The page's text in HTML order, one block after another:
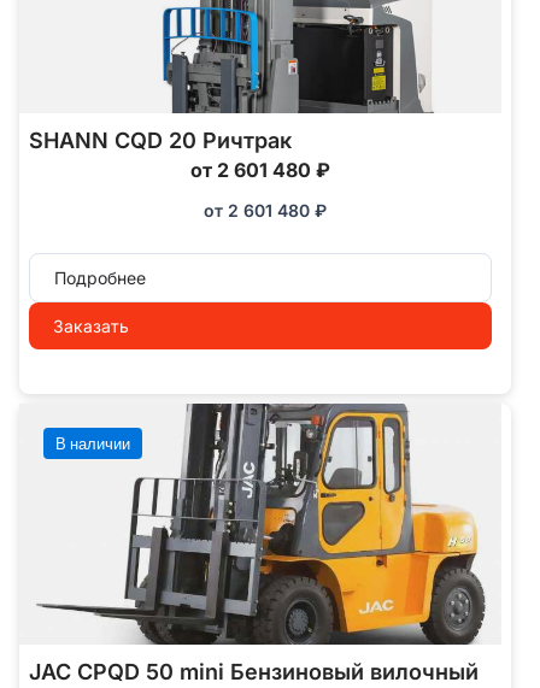
SHANN CQD 20 Ричтрак
от 2 601 480 ₽
от 2 601 480 ₽
Подробнее
Заказать
В наличии
JAC CPQD 50 mini Бензиновый вилочный